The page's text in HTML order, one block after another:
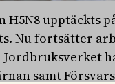
H5N8 upptäckts
Nu fortsätter
Jordbruksverket
samt